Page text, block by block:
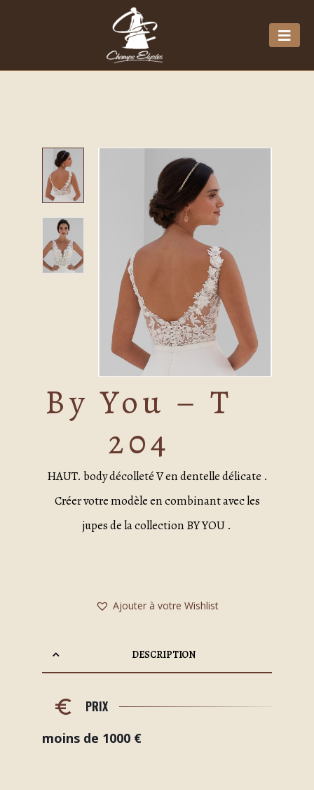
By You – T
204
HAUT. body décolleté V en dentelle délicate .
Créer votre modèle en combinant avec les
jupes de la collection BY YOU .
Ajouter à votre Wishlist
DESCRIPTION
PRIX
moins de 1000 €